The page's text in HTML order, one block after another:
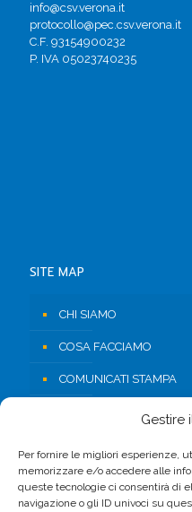
Gestire
Per fornire le migliori esperienze,
memorizzare e/o accedere alle
queste tecnologie ci consentirà di
navigazione o gli ID univoci su
info@csv.verona.it
protocollo@pec.csv.verona.it
C.F. 93154900232
P. IVA 05023740235
SITE MAP
CHI SIAMO
COSA FACCIAMO
COMUNICATI STAMPA
AREA RISERVATA